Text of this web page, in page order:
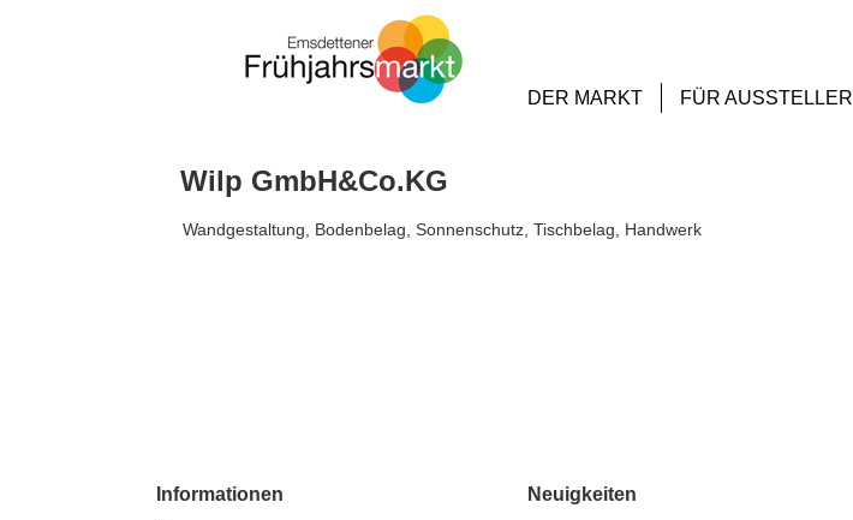
DER MARKT FÜR AUSSTELLER
Wilp GmbH&Co.KG
Wandgestaltung, Bodenbelag, Sonnenschutz, Tischbelag, Handwerk
Informationen Neuigkeiten